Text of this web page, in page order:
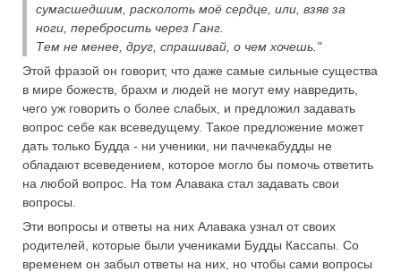
сумасшедшим, расколоть моё сердце, или, взяв за
ноги, перебросить через Ганг.
Тем не менее, друг, спрашивай, о чем хочешь."
Этой фразой он говорит, что даже самые сильные существа
в мире божеств, брахм и людей не могут ему навредить,
чего уж говорить о более слабых, и предложил задавать
вопрос себе как всеведущему. Такое предложение может
дать только Будда - ни ученики, ни паччекабудды не
обладают всеведением, которое могло бы помочь ответить
на любой вопрос. На том Алавака стал задавать свои
вопросы.
Эти вопросы и ответы на них Алавака узнал от своих
родителей, которые были учениками Будды Кассапы. Со
временем он забыл ответы на них, но чтобы сами вопросы